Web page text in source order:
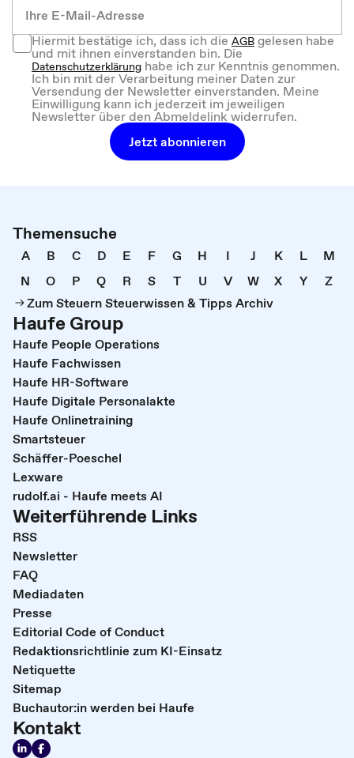
Hiermit bestätige ich, dass ich dieAGBgelesen habe
und mit ihnen einverstanden bin. Die
Datenschutzerklärung habe ich zur Kenntnis genommen.
Ich bin mit der Verarbeitung meiner Daten zur
Versendung der Newsletter einverstanden. Meine
Einwilligung kann ich jederzeit im jeweiligen
Newsletter über den Abmeldelink widerrufen.
Jetzt abonnieren
Themensuche
A B C D E F G H I J K L
M
N
O P Q R S T U V W X Y
Z
Zum Steuern Steuerwissen & Tipps Archiv
Haufe Group
Haufe People Operations
Haufe Fachwissen
Haufe HR-Software
Haufe Digitale Personalakte
Haufe Onlinetraining
Smartsteuer
Schäffer-Poeschel
Lexware
rudolf.ai - Haufe meets AI
Weiterführende Links
RSS
Newsletter
FAQ
Mediadaten
Presse
Editorial Code of Conduct
Redaktionsrichtlinie zum KI-Einsatz
Netiquette
Sitemap
Buchautor:in werden bei Haufe
Kontakt